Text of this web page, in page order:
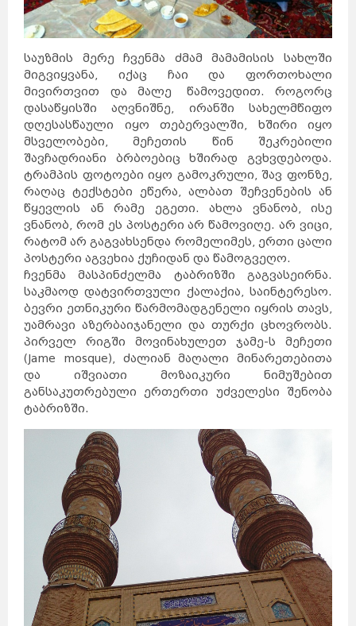
საუზმის მერე ჩვენმა ძმამ მამამისის სახლში
მიგვიყვანა, იქაც ჩაი და ფორთოხალი
მივირთვით და მალე წამოვედით. როგორც
დასაწყისში აღვნიშნე, ირანში სახელმწიფო
დღესასწაული იყო თებერვალში, ხშირი იყო
მსველობები, მეჩეთის წინ შეკრებილი
შავჩადრიანი ბრბოებიც ხშირად გვხვდებოდა.
ტრამპის ფოტოები იყო გამოკრული, შავ ფონზე,
რაღაც ტექსტები ეწერა, ალბათ შეჩვენების ან
წყევლის ან რამე ეგეთი. ახლა ვნანობ, ისე
ვნანობ, რომ ეს პოსტერი არ წამოვიღე. არ ვიცი,
რატომ არ გაგვახსენდა რომელიმეს, ერთი ცალი
პოსტერი აგვეხია ქუჩიდან და წამოგვეღო.
ჩვენმა მასპინძელმა ტაბრიზში გაგვასეირნა.
საკმაოდ დატვირთვული ქალაქია, საინტერესო.
ბევრი ეთნიკური წარმომადგენელი იყრის თავს,
უამრავი აზერბაიჯანელი და თურქი ცხოვრობს.
პირველ რიგში მოვინახულეთ ჯამე-ს მეჩეთი
(Jame mosque), ძალიან მაღალი მინარეთებითა
და იშვიათი მოზაიკური ნიმუშებით
განსაკუთრებული ერთერთი უძველესი შენობა
ტაბრიზში.